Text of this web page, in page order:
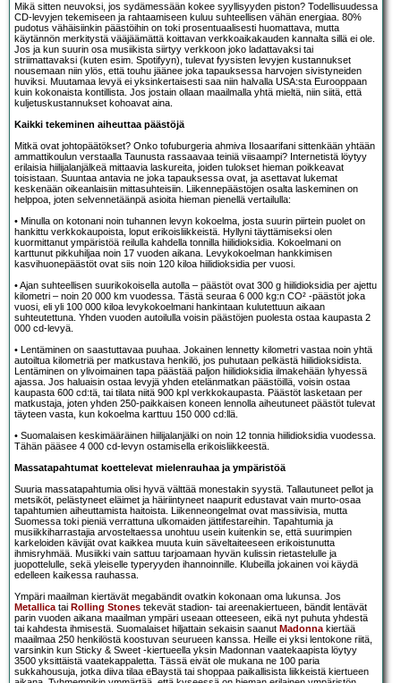
Mikä sitten neuvoksi, jos sydämessään kokee syyllisyyden piston? Todellisuudessa
CD-levyjen tekemiseen ja rahtaamiseen kuluu suhteellisen vähän energiaa. 80%
pudotus vähäisiinkin päästöihin on toki prosentuaalisesti huomattava, mutta
käytännön merkitystä vääjäämättä koittavan verkkoaikakauden kannalta sillä ei ole.
Jos ja kun suurin osa musiikista siirtyy verkkoon joko ladattavaksi tai
striimattavaksi (kuten esim. Spotifyyn), tulevat fyysisten levyjen kustannukset
nousemaan niin ylös, että touhu jäänee joka tapauksessa harvojen sivistyneiden
huviksi. Muutamaa levyä ei yksinkertaisesti saa niin halvalla USA:sta Eurooppaan
kuin kokonaista kontillista. Jos jostain ollaan maailmalla yhtä mieltä, niin siitä, että
kuljetuskustannukset kohoavat aina.
Kaikki tekeminen aiheuttaa päästöjä
Mitkä ovat johtopäätökset? Onko tofuburgeria ahmiva Ilosaarifani sittenkään yhtään
ammattikoulun verstaalla Taunusta rassaavaa teiniä viisaampi? Internetistä löytyy
erilaisia hiilijalanjälkeä mittaavia laskureita, joiden tulokset hieman poikkeavat
toisistaan. Suuntaa antavia ne joka tapauksessa ovat, ja asettavat lukemat
keskenään oikeanlaisiin mittasuhteisiin. Liikennepäästöjen osalta laskeminen on
helppoa, joten selvennetäänpä asioita hieman pienellä vertailulla:
• Minulla on kotonani noin tuhannen levyn kokoelma, josta suurin piirtein puolet on
hankittu verkkokaupoista, loput erikoisliikkeistä. Hyllyni täyttämiseksi olen
kuormittanut ympäristöä reilulla kahdella tonnilla hiilidioksidia. Kokoelmani on
karttunut pikkuhiljaa noin 17 vuoden aikana. Levykokoelman hankkimisen
kasvihuonepäästöt ovat siis noin 120 kiloa hiilidioksidia per vuosi.
• Ajan suhteellisen suurikokoisella autolla – päästöt ovat 300 g hiilidioksidia per ajettu
kilometri – noin 20 000 km vuodessa. Tästä seuraa 6 000 kg:n CO² -päästöt joka
vuosi, eli yli 100 000 kiloa levykokoelmani hankintaan kulutettuun aikaan
suhteutettuna. Yhden vuoden autoilulla voisin päästöjen puolesta ostaa kaupasta 2
000 cd-levyä.
• Lentäminen on saastuttavaa puuhaa. Jokainen lennetty kilometri vastaa noin yhtä
autoiltua kilometriä per matkustava henkilö, jos puhutaan pelkästä hiilidioksidista.
Lentäminen on ylivoimainen tapa päästää paljon hiilidioksidia ilmakehään lyhyessä
ajassa. Jos haluaisin ostaa levyjä yhden etelänmatkan päästöillä, voisin ostaa
kaupasta 600 cd:tä, tai tilata niitä 900 kpl verkkokaupasta. Päästöt lasketaan per
matkustaja, joten yhden 250-paikkaisen koneen lennolla aiheutuneet päästöt tulevat
täyteen vasta, kun kokoelma karttuu 150 000 cd:llä.
• Suomalaisen keskimääräinen hiilijalanjälki on noin 12 tonnia hiilidioksidia vuodessa.
Tähän pääsee 4 000 cd-levyn ostamisella erikoisliikkeestä.
Massatapahtumat koettelevat mielenrauhaa ja ympäristöä
Suuria massatapahtumia olisi hyvä välttää monestakin syystä. Tallautuneet pellot ja
metsiköt, pelästyneet eläimet ja häiriintyneet naapurit edustavat vain murto-osaa
tapahtumien aiheuttamista haitoista. Liikenneongelmat ovat massiivisia, mutta
Suomessa toki pieniä verrattuna ulkomaiden jättifestareihin. Tapahtumia ja
musiikkiharrastajia arvosteltaessa unohtuu usein kuitenkin se, että suurimpien
karkeloiden kävijät ovat kaikkea muuta kuin säveltaiteeseen erikoistunutta
ihmisryhmää. Musiikki vain sattuu tarjoamaan hyvän kulissin rietastelulle ja
juopottelulle, sekä yleiselle typeryyden ihannoinnille. Klubeilla jokainen voi käydä
edelleen kaikessa rauhassa.
Ympäri maailman kiertävät megabändit ovatkin kokonaan oma lukunsa. Jos
Metallicatai Rolling Stones tekevät stadion- tai areenakiertueen, bändit lentävät
parin vuoden aikana maailman ympäri useaan otteeseen, eikä nyt puhuta yhdestä
tai kahdesta ihmisestä. Suomalaiset hiljattain sekaisin saanut Madonnakiertää
maailmaa 250 henkilöstä koostuvan seurueen kanssa. Heille ei yksi lentokone riitä,
varsinkin kun Sticky & Sweet -kiertueella yksin Madonnan vaatekaapista löytyy
3500 yksittäistä vaatekappaletta. Tässä eivät ole mukana ne 100 paria
sukkahousuja, jotka diiva tilaa eBaystä tai shoppaa paikallisista liikkeistä kiertueen